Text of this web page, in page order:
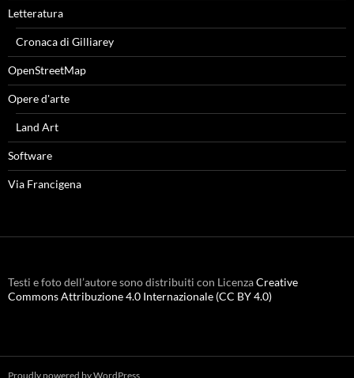
Letteratura
Cronaca di Gilliarey
OpenStreetMap
Opere d'arte
Land Art
Software
Via Francigena
Testi e foto dell’autore sono distribuiti con LicenzaCreative
Commons Attribuzione 4.0 Internazionale (CC BY 4.0)
Proudly powered by WordPress